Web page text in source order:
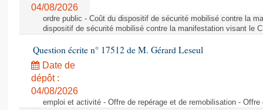
04/08/2026
ordre public - Coût du dispositif de sécurité mobilisé contre la
dispositif de sécurité mobilisé contre la manifestation visant le
Question écrite n° 17512 de M. Gérard Leseul
Date de
dépôt :
04/08/2026
emploi et activité - Offre de repérage et de remobilisation -